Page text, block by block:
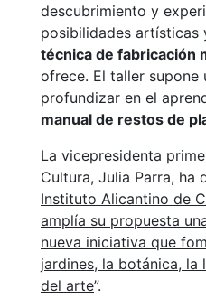
descubrimiento y
posibilidades artísticas
técnica de fabricación
ofrece. El taller
profundizar en el
manual de restos de
La vicepresidenta
Cultura, Julia Parra, ha
Instituto Alicantino de
amplía su propuesta
nueva iniciativa que
jardines, la botánica,
del arte”.